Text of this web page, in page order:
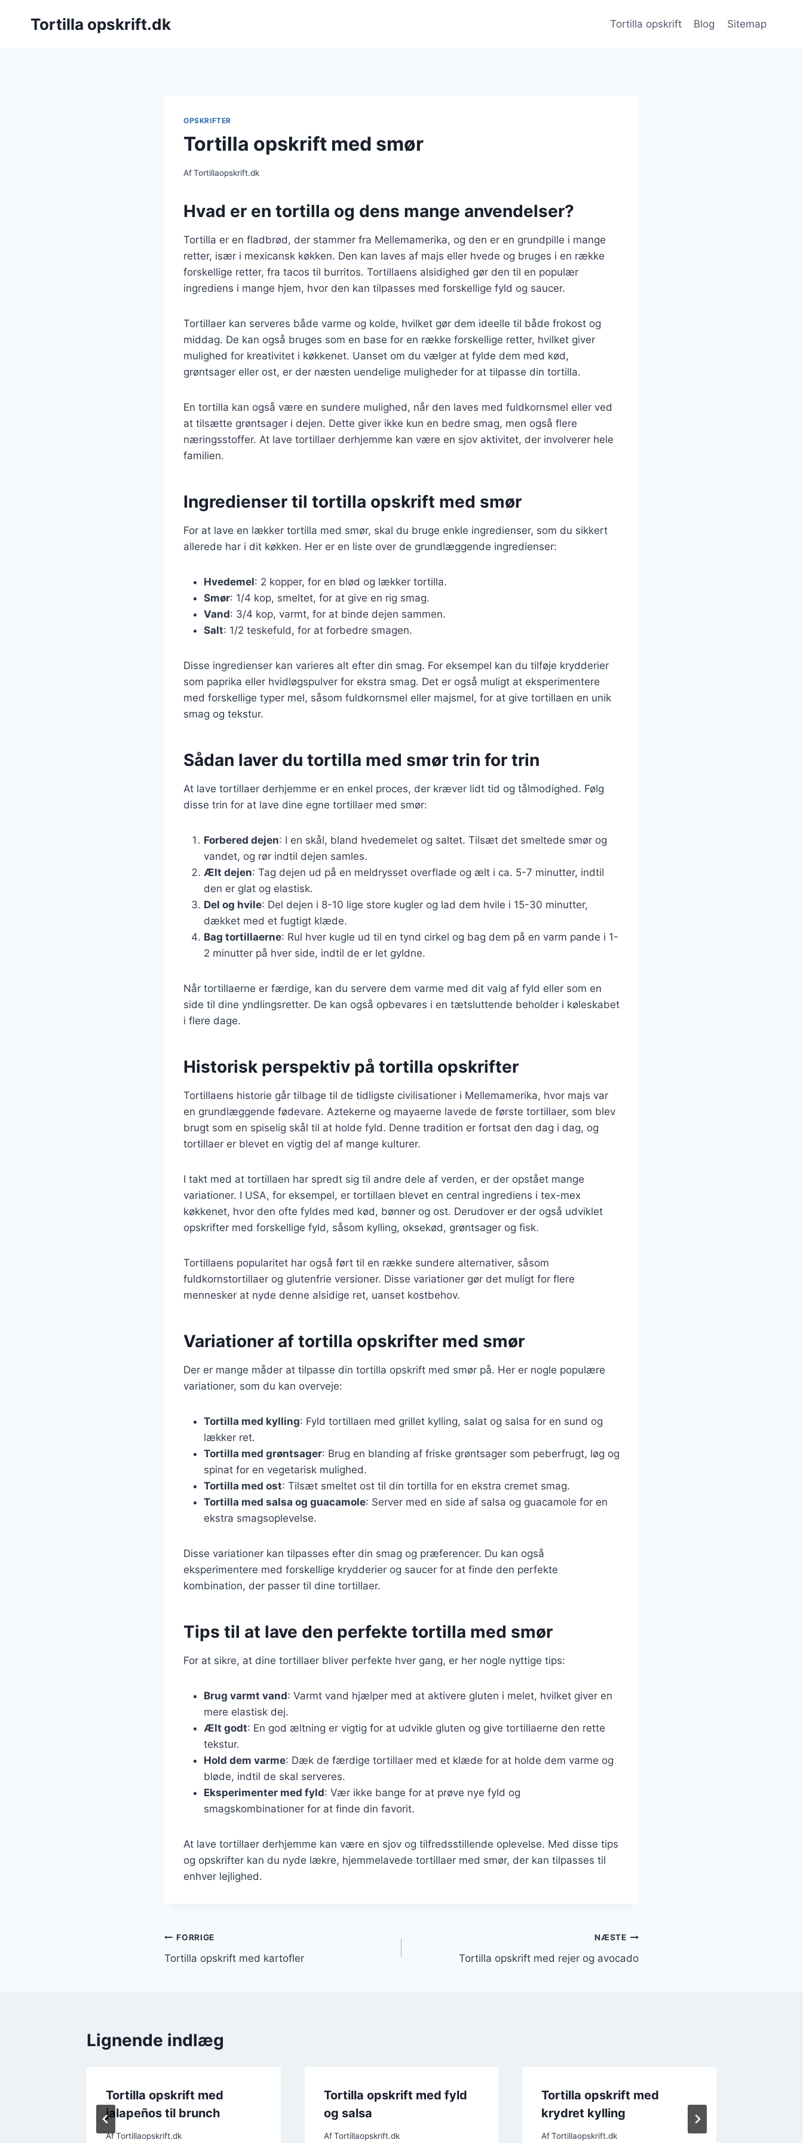
Tortilla opskrift.dk Tortilla opskrift Blog Sitemap
OPSKRIFTER
Tortilla opskrift med smør
AfTortillaopskrift.dk
Hvad er en tortilla og dens mange anvendelser?
Tortilla er en fladbrød, der stammer fra Mellemamerika, og den er en grundpille i mange
retter, især i mexicansk køkken. Den kan laves af majs eller hvede og bruges i en række
forskellige retter, fra tacos til burritos. Tortillaens alsidighed gør den til en populær
ingrediens i mange hjem, hvor den kan tilpasses med forskellige fyld og saucer.
Tortillaer kan serveres både varme og kolde, hvilket gør dem ideelle til både frokost og
middag. De kan også bruges som en base for en række forskellige retter, hvilket giver
mulighed for kreativitet i køkkenet. Uanset om du vælger at fylde dem med kød,
grøntsager eller ost, er der næsten uendelige muligheder for at tilpasse din tortilla.
En tortilla kan også være en sundere mulighed, når den laves med fuldkornsmel eller ved
at tilsætte grøntsager i dejen. Dette giver ikke kun en bedre smag, men også flere
næringsstoffer. At lave tortillaer derhjemme kan være en sjov aktivitet, der involverer hele
familien.
Ingredienser til tortilla opskrift med smør
For at lave en lækker tortilla med smør, skal du bruge enkle ingredienser, som du sikkert
allerede har i dit køkken. Her er en liste over de grundlæggende ingredienser:
Hvedemel: 2 kopper, for en blød og lækker tortilla.
Smør: 1/4 kop, smeltet, for at give en rig smag.
Vand: 3/4 kop, varmt, for at binde dejen sammen.
Salt: 1/2 teskefuld, for at forbedre smagen.
Disse ingredienser kan varieres alt efter din smag. For eksempel kan du tilføje krydderier
som paprika eller hvidløgspulver for ekstra smag. Det er også muligt at eksperimentere
med forskellige typer mel, såsom fuldkornsmel eller majsmel, for at give tortillaen en unik
smag og tekstur.
Sådan laver du tortilla med smør trin for trin
At lave tortillaer derhjemme er en enkel proces, der kræver lidt tid og tålmodighed. Følg
disse trin for at lave dine egne tortillaer med smør:
Forbered dejen: I en skål, bland hvedemelet og saltet. Tilsæt det smeltede smør og
vandet, og rør indtil dejen samles.
Ælt dejen: Tag dejen ud på en meldrysset overflade og ælt i ca. 5-7 minutter, indtil
den er glat og elastisk.
Del og hvile: Del dejen i 8-10 lige store kugler og lad dem hvile i 15-30 minutter,
dækket med et fugtigt klæde.
Bag tortillaerne: Rul hver kugle ud til en tynd cirkel og bag dem på en varm pande i 1-
2 minutter på hver side, indtil de er let gyldne.
Når tortillaerne er færdige, kan du servere dem varme med dit valg af fyld eller som en
side til dine yndlingsretter. De kan også opbevares i en tætsluttende beholder i køleskabet
i flere dage.
Historisk perspektiv på tortilla opskrifter
Tortillaens historie går tilbage til de tidligste civilisationer i Mellemamerika, hvor majs var
en grundlæggende fødevare. Aztekerne og mayaerne lavede de første tortillaer, som blev
brugt som en spiselig skål til at holde fyld. Denne tradition er fortsat den dag i dag, og
tortillaer er blevet en vigtig del af mange kulturer.
I takt med at tortillaen har spredt sig til andre dele af verden, er der opstået mange
variationer. I USA, for eksempel, er tortillaen blevet en central ingrediens i tex-mex
køkkenet, hvor den ofte fyldes med kød, bønner og ost. Derudover er der også udviklet
opskrifter med forskellige fyld, såsom kylling, oksekød, grøntsager og fisk.
Tortillaens popularitet har også ført til en række sundere alternativer, såsom
fuldkornstortillaer og glutenfrie versioner. Disse variationer gør det muligt for flere
mennesker at nyde denne alsidige ret, uanset kostbehov.
Variationer af tortilla opskrifter med smør
Der er mange måder at tilpasse din tortilla opskrift med smør på. Her er nogle populære
variationer, som du kan overveje:
Tortilla med kylling: Fyld tortillaen med grillet kylling, salat og salsa for en sund og
lækker ret.
Tortilla med grøntsager: Brug en blanding af friske grøntsager som peberfrugt, løg og
spinat for en vegetarisk mulighed.
Tortilla med ost: Tilsæt smeltet ost til din tortilla for en ekstra cremet smag.
Tortilla med salsa og guacamole: Server med en side af salsa og guacamole for en
ekstra smagsoplevelse.
Disse variationer kan tilpasses efter din smag og præferencer. Du kan også
eksperimentere med forskellige krydderier og saucer for at finde den perfekte
kombination, der passer til dine tortillaer.
Tips til at lave den perfekte tortilla med smør
For at sikre, at dine tortillaer bliver perfekte hver gang, er her nogle nyttige tips:
Brug varmt vand: Varmt vand hjælper med at aktivere gluten i melet, hvilket giver en
mere elastisk dej.
Ælt godt: En god æltning er vigtig for at udvikle gluten og give tortillaerne den rette
tekstur.
Hold dem varme: Dæk de færdige tortillaer med et klæde for at holde dem varme og
bløde, indtil de skal serveres.
Eksperimenter med fyld: Vær ikke bange for at prøve nye fyld og
smagskombinationer for at finde din favorit.
At lave tortillaer derhjemme kan være en sjov og tilfredsstillende oplevelse. Med disse tips
og opskrifter kan du nyde lækre, hjemmelavede tortillaer med smør, der kan tilpasses til
enhver lejlighed.
Indlægsnavigation
FORRIGE
Tortilla opskrift med kartofler
NÆSTE
Tortilla opskrift med rejer og avocado
Lignende indlæg
Tortilla opskrift med
jalapeños til brunch
AfTortillaopskrift.dk
Tortilla opskrift med fyld
og salsa
Af Tortillaopskrift.dk
Tortilla opskrift med
krydret kylling
Af Tortillaopskrift.dk